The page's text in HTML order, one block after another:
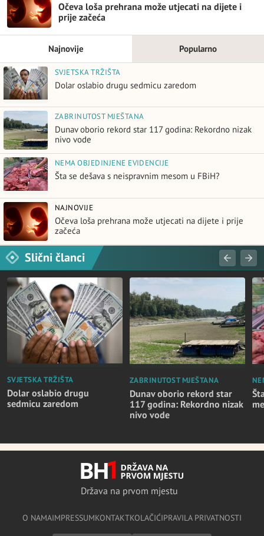
Očeva loša prehrana može utjecati na dijete i
prije začeća
Najnovije Popularno
SVJETSKA TRŽIŠTA
Dolar oslabio drugu sedmicu zaredom
ZABRINUTOST MJEŠTANA
Dunav oborio rekord star 117 godina: Rekordno nizak
nivo vode
NEMA OBJEDINJENE EVIDENCIJE
Šta se dešava s neispravnim mesom u FBiH?
NAJNOVIJE
Očeva loša prehrana može utjecati na dijete i prije
začeća
Slični članci
SVJETSKA TRŽIŠTA
Dolar oslabio drugu
sedmicu zaredom
ZABRINUTOST MJEŠTANA
Dunav oborio rekord star
117 godina: Rekordno nizak
nivo vode
Država na prvom mjestu
O NAMAIMPRESSUMKONTAKTKOLAČIĆIPRAVILA PRIVATNOSTI